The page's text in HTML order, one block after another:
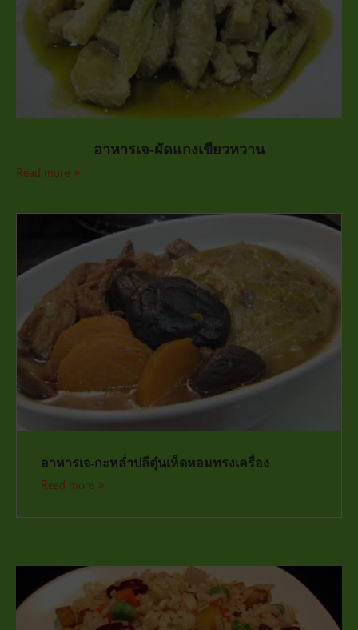
อาหารเจ-ผัดแกงเขียวหวาน
Read more
อาหารเจ-กะหล่ำปลีตุ๋นเห็ดหอมทรงเครื่อง
Read more